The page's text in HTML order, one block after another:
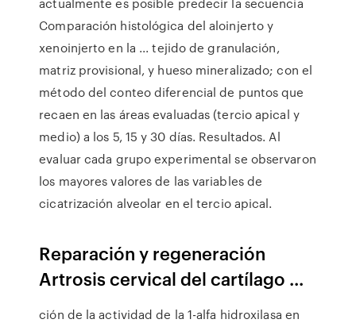
Comparación histológica del aloinjerto y
xenoinjerto en la ... tejido de granulación,
matriz provisional, y hueso mineralizado; con el
método del conteo diferencial de puntos que
recaen en las áreas evaluadas (tercio apical y
medio) a los 5, 15 y 30 días. Resultados. Al
evaluar cada grupo experimental se observaron
los mayores valores de las variables de
cicatrización alveolar en el tercio apical.
Reparación y regeneración
Artrosis cervical del cartílago ...
ción de la actividad de la 1-alfa hidroxilasa en